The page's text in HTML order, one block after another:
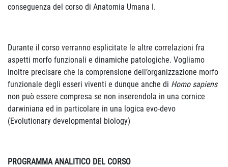
conseguenza del corso di Anatomia Umana I.
Durante il corso verranno esplicitate le altre correlazioni fra
aspetti morfo funzionali e dinamiche patologiche. Vogliamo
inoltre precisare che la comprensione dell’organizzazione morfo
funzionale degli esseri viventi e dunque anche di Homo sapiens
non può essere compresa se non inserendola in una cornice
darwiniana ed in particolare in una logica evo-devo
(Evolutionary developmental biology)
PROGRAMMA ANALITICO DEL CORSO